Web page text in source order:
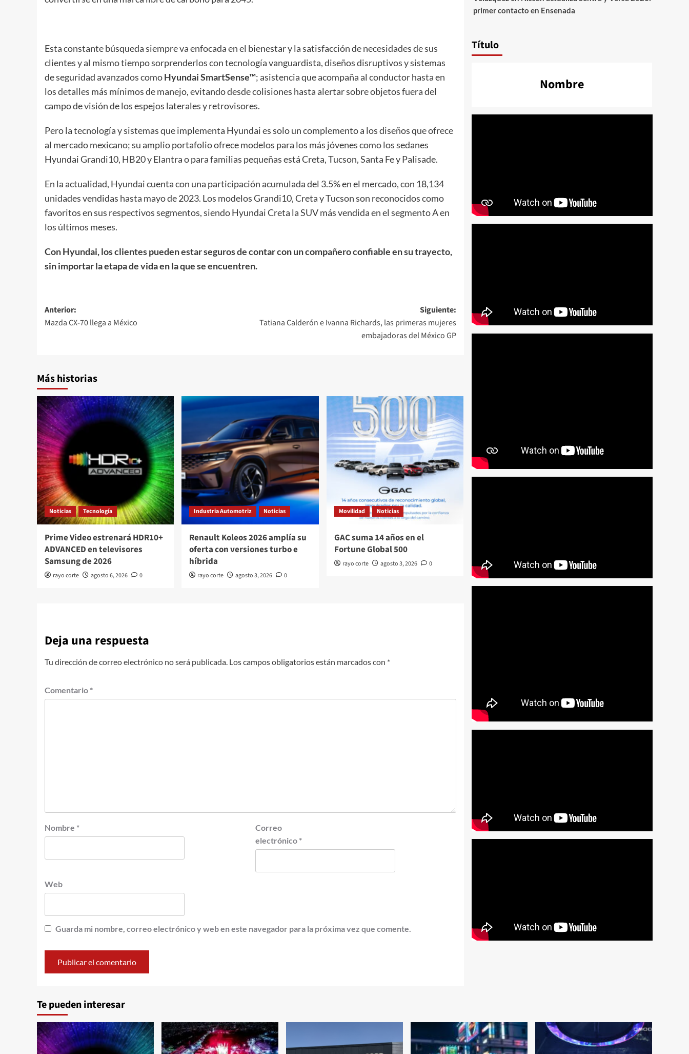
Esta constante búsqueda siempre va enfocada en el bienestar y la satisfacción de necesidades de sus
clientes y al mismo tiempo sorprenderlos con tecnología vanguardista, diseños disruptivos y sistemas
de seguridad avanzados comoHyundai SmartSense™; asistencia que acompaña al conductor hasta en
los detalles más mínimos de manejo, evitando desde colisiones hasta alertar sobre objetos fuera del
campo de visión de los espejos laterales y retrovisores.
Pero la tecnología y sistemas que implementa Hyundai es solo un complemento a los diseños que ofrece
al mercado mexicano; su amplio portafolio ofrece modelos para los más jóvenes como los sedanes
Hyundai Grandi10, HB20 y Elantra o para familias pequeñas está Creta, Tucson, Santa Fe y Palisade.
En la actualidad, Hyundai cuenta con una participación acumulada del 3.5% en el mercado, con 18,134
unidades vendidas hasta mayo de 2023. Los modelos Grandi10, Creta y Tucson son reconocidos como
favoritos en sus respectivos segmentos, siendo Hyundai Creta la SUV más vendida en el segmento A en
los últimos meses.
Con Hyundai, los clientes pueden estar seguros de contar con un compañero confiable en su trayecto,
sin importar la etapa de vida en la que se encuentren.
Navegación
de
Anterior:
Mazda CX-70 llega a México
Siguiente:
Tatiana Calderón e Ivanna Richards, las primeras mujeres
embajadoras del México GP
Más historias
Noticias Tecnología
Prime Video estrenará HDR10+
ADVANCED en televisores
Samsung de 2026
rayo corte agosto 6, 2026 0
Industria Automotriz Noticias
Renault Koleos 2026 amplía su
oferta con versiones turbo e
híbrida
rayo corte agosto 3, 2026 0
Movilidad Noticias
GAC suma 14 años en el
Fortune Global 500
rayo corte agosto 3, 2026 0
Deja una respuesta
Tu dirección de correo electrónico no será publicada. Los campos obligatorios están marcados con *
Comentario *
Nombre *
Correo
electrónico *
Web
Guarda mi nombre, correo electrónico y web en este navegador para la próxima vez que comente.
primer contacto en Ensenada
Título
Nombre
Te pueden interesar